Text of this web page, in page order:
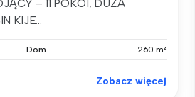
– 11 POKOI, DUŻA
KIJE...
Dom 260 m²
Zobacz więcej